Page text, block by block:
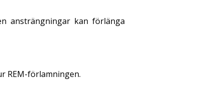
ansträngningar kan förlänga
REM-förlamningen.